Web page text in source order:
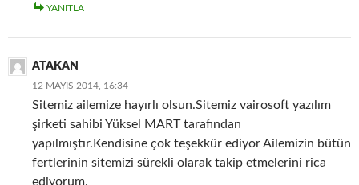
YANITLA
ATAKAN
12 MAYIS 2014, 16:34
Sitemiz ailemize hayırlı olsun.Sitemiz vairosoft yazılım
şirketi sahibi Yüksel MART tarafından
yapılmıştır.Kendisine çok teşekkür ediyor Ailemizin bütün
fertlerinin sitemizi sürekli olarak takip etmelerini rica
ediyorum.